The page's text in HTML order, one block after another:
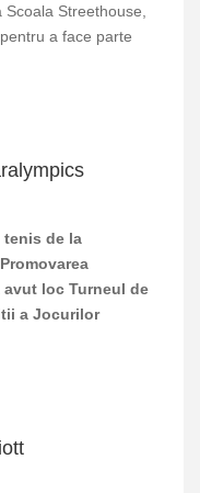
Streethouse,
a face parte
tenis de la
loc Turneul de
a Jocurilor